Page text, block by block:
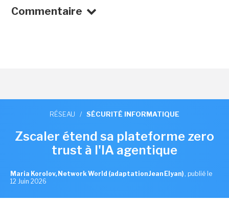
Commentaire
RÉSEAU / SÉCURITÉ INFORMATIQUE
Zscaler étend sa plateforme zero
trust à l'IA agentique
Maria Korolov, Network World (adaptation Jean Elyan) , publié le
12 Juin 2026